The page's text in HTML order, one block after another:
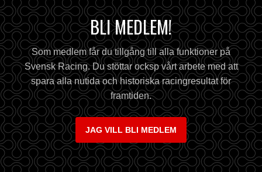
BLI MEDLEM!
Som medlem får du tillgång till alla funktioner på
Svensk Racing. Du stöttar ocksp vårt arbete med att
spara alla nutida och historiska racingresultat för
framtiden.
JAG VILL BLI MEDLEM